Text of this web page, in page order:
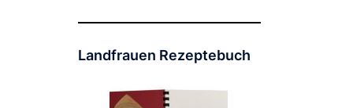
Landfrauen Rezeptebuch